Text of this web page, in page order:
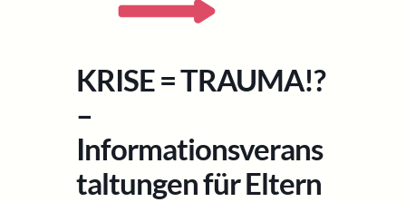
KRISE = TRAUMA!?
–
Informationsverans
taltungen für Eltern